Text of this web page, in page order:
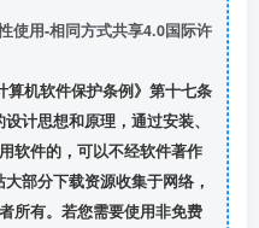
使用-相同方式共享4.0国际许
机软件保护条例》第十七条
计思想和原理，通过安装、
软件的，可以不经软件著作
部分下载资源收集于网络，
所有。若您需要使用非免费